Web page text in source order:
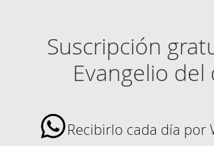
Suscripción
Evangelio del
Recibirlo cada día por